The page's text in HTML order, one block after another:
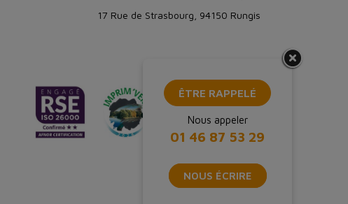
17 Rue de Strasbourg, 94150 Rungis
ÊTRE RAPPELÉ
Nous appeler
01 46 87 53 29
NOUS ÉCRIRE